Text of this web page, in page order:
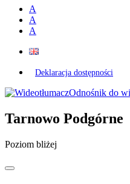
A
A
A
Deklaracja dostępności
Odnośnik do
Tarnowo Podgórne
Poziom bliżej